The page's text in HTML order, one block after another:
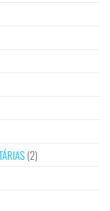
(2)